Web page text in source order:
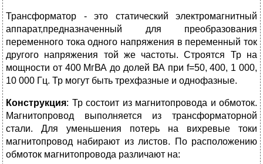
Трансформатор - это статический электромагнитный
аппарат,предназначенный для преобразования
переменного тока одного напряжения в переменный ток
другого напряжения той же частоты. Строятся Тр на
мощности от 400 МгВА до долей ВА при f=50, 400, 1 000,
10 000 Гц. Тр могут быть трехфазные и однофазные.
Конструкция: Тр состоит из магнитопровода и обмоток.
Магнитопровод выполняется из трансформаторной
стали. Для уменьшения потерь на вихревые токи
магнитопровод набирают из листов. По расположению
обмоток магнитопровода различают на: